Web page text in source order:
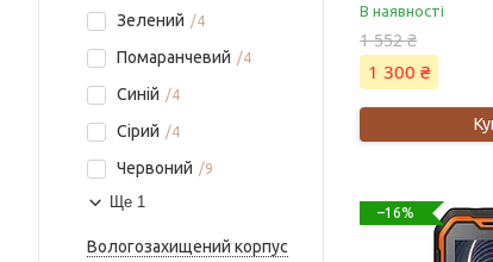
Зелений
4
Помаранчевий 4
Синій 4
Сірий 4
Червоний 9
Ще 1
Вологозахищений корпус
В наявності
1 552 ₴
1 300 ₴
–16%